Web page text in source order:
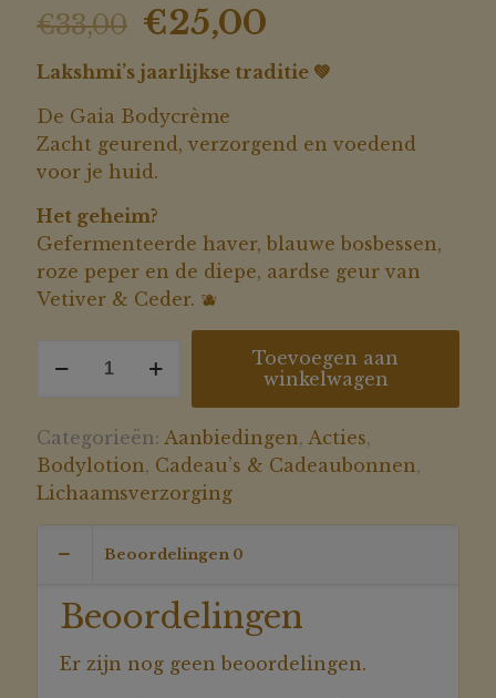
€33,00 Oorspronkelijke
prijs
was:
€33,00.
€25,00
prijs
is:
Lakshmi’s jaarlijkse traditie 💚
De Gaia Bodycrème
Zacht geurend, verzorgend en voedend
voor je huid.
Het geheim?
Gefermenteerde haver, blauwe bosbessen,
roze peper en de diepe, aardse geur van
Vetiver & Ceder. 🫐
Bodycreme
ml
aantal
Toevoegen aan
winkelwagen
Categorieën: Aanbiedingen, Acties,
Bodylotion, Cadeau’s & Cadeaubonnen,
Lichaamsverzorging
Beoordelingen 0
Beoordelingen
Er zijn nog geen beoordelingen.